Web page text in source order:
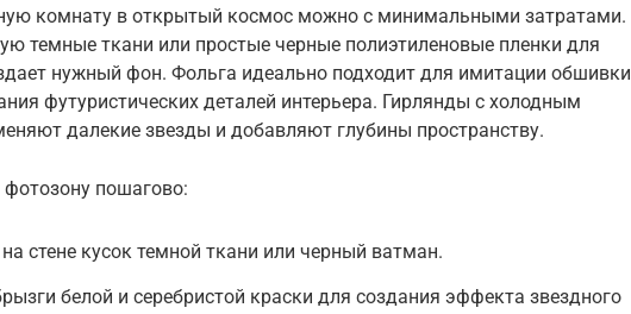
комнату в открытый космос можно с минимальными затратами.
темные ткани или простые черные полиэтиленовые пленки для
нужный фон. Фольга идеально подходит для имитации обшивки
футуристических деталей интерьера. Гирлянды с холодным
далекие звезды и добавляют глубины пространству.
фотозону пошагово:
стене кусок темной ткани или черный ватман.
белой и серебристой краски для создания эффекта звездного